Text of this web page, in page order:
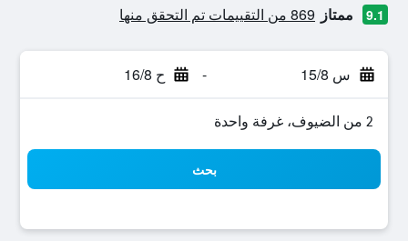
9.1 ممتاز 869 من التقييمات تم التحقق منها
س 15/8 - ح 16/8
2 من الضيوف، غرفة واحدة
بحث